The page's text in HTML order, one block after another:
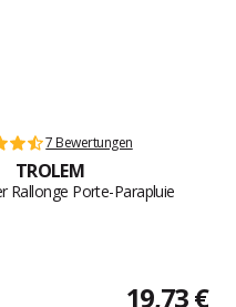
7 Bewertungen
TROLEM
Rallonge Porte-Parapluie
19,73 €